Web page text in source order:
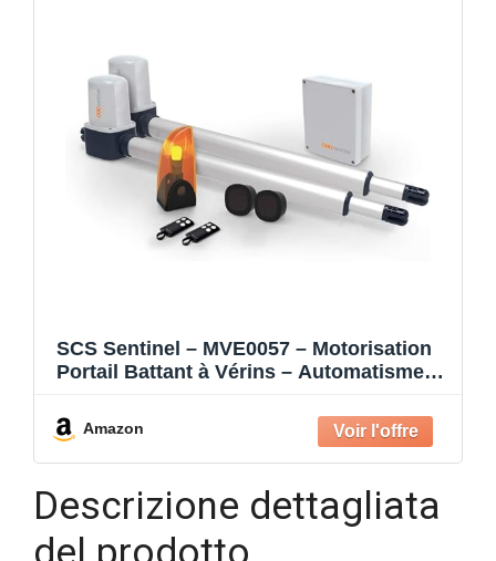
SCS Sentinel – MVE0057 – Motorisation
Portail Battant à Vérins – Automatisme
– Fermeture Automatique – Longueur 4
m Poids 400 kg max. – OpenGate 1
Amazon
Descrizione dettagliata